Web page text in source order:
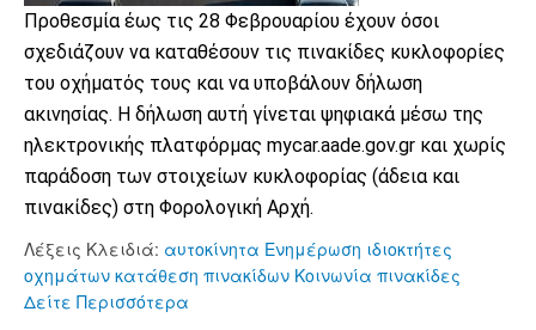
Προθεσμία έως τις 28 Φεβρουαρίου έχουν όσοι
σχεδιάζουν να καταθέσουν τις πινακίδες κυκλοφορίες
του οχήματός τους και να υποβάλουν δήλωση
ακινησίας. Η δήλωση αυτή γίνεται ψηφιακά μέσω της
ηλεκτρονικής πλατφόρμας mycar.aade.gov.gr και χωρίς
παράδοση των στοιχείων κυκλοφορίας (άδεια και
πινακίδες) στη Φορολογική Αρχή.
Λέξεις Κλειδιά: αυτοκίνητα Ενημέρωση ιδιοκτήτες
οχημάτων κατάθεση πινακίδων Κοινωνία πινακίδες
Δείτε Περισσότερα